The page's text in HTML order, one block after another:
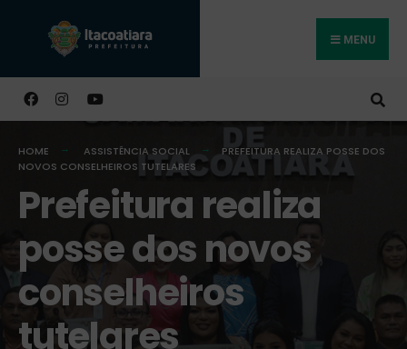
MENU
HOME ASSISTÊNCIA SOCIAL
PREFEITURA REALIZA POSSE DOS
NOVOS CONSELHEIROS TUTELARES
Prefeitura realiza
posse dos novos
conselheiros
tutelares
Buscar